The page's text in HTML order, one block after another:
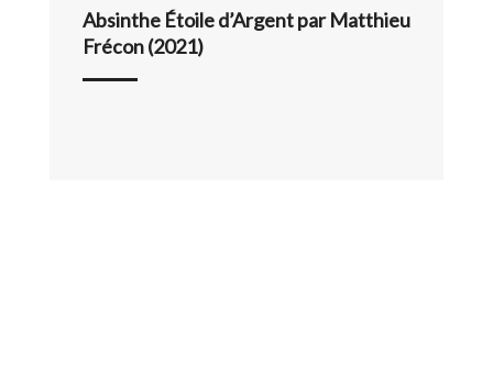
Absinthe Étoile d’Argent par Matthieu
Frécon (2021)